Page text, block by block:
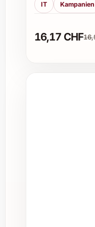
Besonders zu
saisonalen
exklusiven
Dank seiner
Verpackung
mehrere Monate
trocken gelagert
flexibel geplant
Gibt es
Ja, Mariotti
IT Kampanien
16,17 CHF